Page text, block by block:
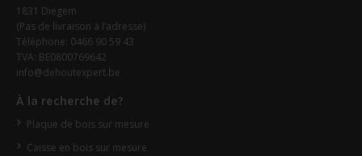
1831 Diegem
(Pas de livraison à l’adresse)
Téléphone: 0466 90 59 43
TVA: BE0800769642
info@dehoutexpert.be
À la recherche de?
Plaque de bois sur mesure
Caisse en bois sur mesure